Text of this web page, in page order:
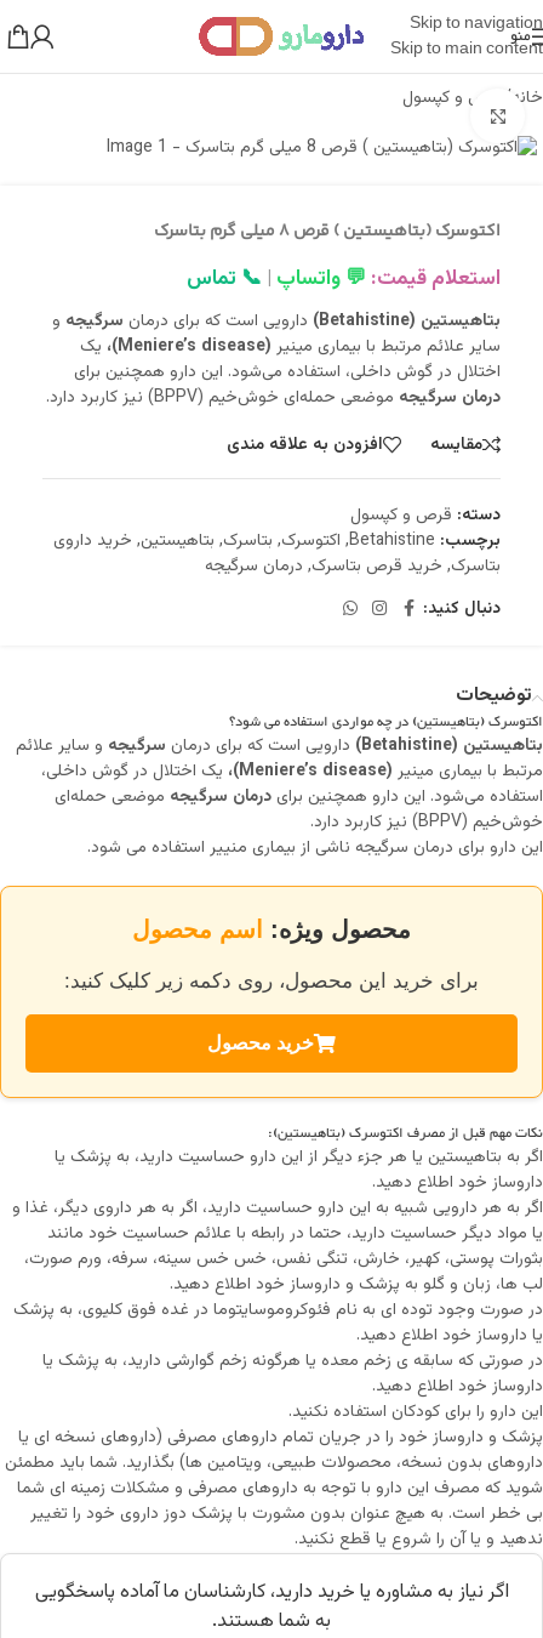
Skip to navigation
Skip to main content
منو
خانه/ قرص و کپسول
بزرگنمایی تصویر
اکتوسرک (بتاهيستين ) قرص 8 میلی گرم بتاسرک
استعلام قیمت: 💬 واتساپ | 📞 تماس
بتاهیستین (Betahistine) دارویی است که برای درمان سرگیجه و
سایر علائم مرتبط با بیماری مینیر (Meniere’s disease)،
یک
اختلال در گوش داخلی، استفاده می‌شود. این دارو همچنین برای
درمان سرگیجه موضعی حمله‌ای خوش‌خیم (BPPV) نیز کاربرد دارد.
مقایسه
افزودن به علاقه مندی
دسته: قرص و کپسول
برچسب: Betahistine
, اکتوسرک, بتاسرک, بتاهیستین, خرید داروی
بتاسرک, خرید قرص بتاسرک, درمان سرگیجه
دنبال کنید:
توضیحات
اکتوسرک (بتاهیستین) در چه مواردی استفاده می شود؟
بتاهیستین (Betahistine)
دارویی است که برای درمان سرگیجه و سایر علائم
مرتبط با بیماری مینیر (Meniere’s disease)،
یک اختلال در گوش داخلی،
استفاده می‌شود. این دارو همچنین برایدرمان سرگیجه موضعی حمله‌ای
خوش‌خیم (BPPV) نیز کاربرد دارد.
این دارو برای درمان سرگیجه ناشی از بیماری منییر استفاده می شود.
محصول ویژه: اسم محصول
برای خرید این محصول، روی دکمه زیر کلیک کنید:
خرید محصول
نکات مهم قبل از مصرف اکتوسرک (بتاهیستین):
اگر به بتاهیستین یا هر جزء دیگر از این دارو حساسیت دارید، به پزشک یا
داروساز خود اطلاع دهید.
اگر به هر دارویی شبیه به این دارو حساسیت دارید، اگر به هر داروی دیگر، غذا و
یا مواد دیگر حساسیت دارید، حتما در رابطه با علائم حساسیت خود مانند
بثورات پوستی، کهیر، خارش، تنگی نفس، خس خس سینه، سرفه، ورم صورت،
لب ها، زبان و گلو به پزشک و داروساز خود اطلاع دهید.
در صورت وجود توده ای به نام فئوکروموسایتوما در غده فوق کلیوی، به پزشک
یا داروساز خود اطلاع دهید.
در صورتی که سابقه ی زخم معده یا هرگونه زخم گوارشی دارید، به پزشک یا
داروساز خود اطلاع دهید.
این دارو را برای کودکان استفاده نکنید.
پزشک و داروساز خود را در جریان تمام داروهای مصرفی (داروهای نسخه ای یا
داروهای بدون نسخه، محصولات طبیعی، ویتامین ها) بگذارید. شما باید مطمئن
شوید که مصرف این دارو با توجه به داروهای مصرفی و مشکلات زمینه ای شما
بی خطر است. به هیچ عنوان بدون مشورت با پزشک دوز داروی خود را تغییر
ندهید و یا آن را شروع یا قطع نکنید.
اگر نیاز به مشاوره یا خرید دارید، کارشناسان ما آماده پاسخگویی
به شما هستند.